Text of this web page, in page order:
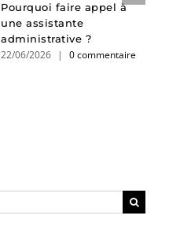
Pourquoi faire appel à
une assistante
administrative ?
22/06/2026 | 0 commentaire